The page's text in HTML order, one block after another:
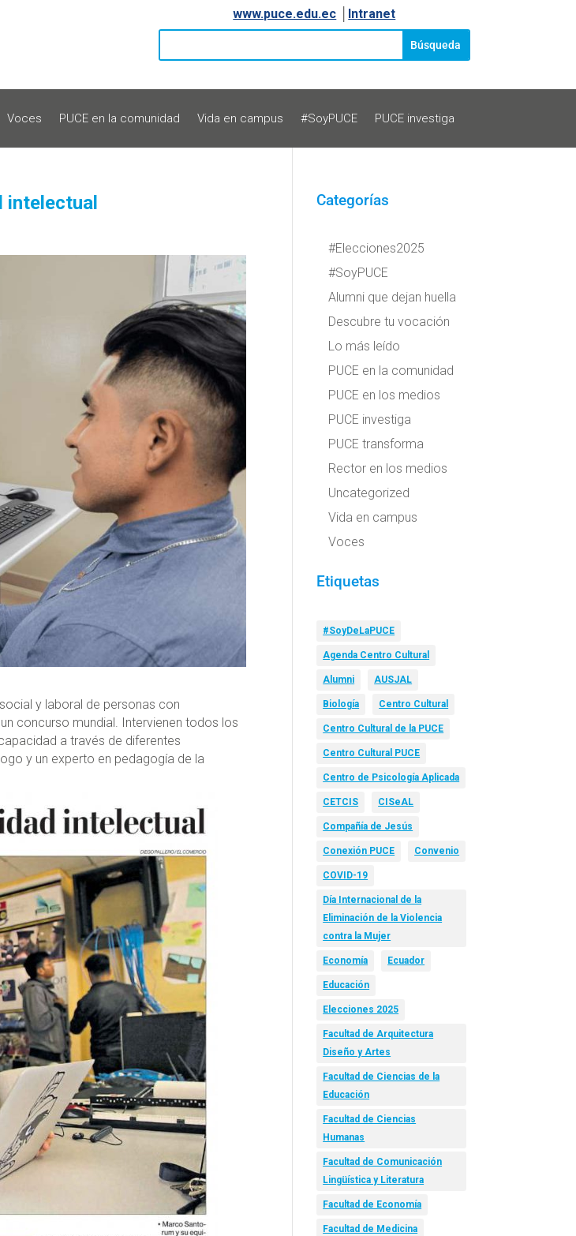
www.puce.edu.ec Intranet
Voces PUCE en la comunidad Vida en campus #SoyPUCE PUCE investiga
intelectual
y laboral de personas con
concurso mundial. Intervienen todos los
a través de diferentes
y un experto en pedagogía de la
Categorías
#Elecciones2025
#SoyPUCE
Alumni que dejan huella
Descubre tu vocación
Lo más leído
PUCE en la comunidad
PUCE en los medios
PUCE investiga
PUCE transforma
Rector en los medios
Uncategorized
Vida en campus
Voces
Etiquetas
#SoyDeLaPUCE
Agenda Centro Cultural
Alumni AUSJAL
Biología Centro Cultural
Centro Cultural de la PUCE
Centro Cultural PUCE
Centro de Psicología Aplicada
CETCIS CISeAL
Compañía de Jesús
Conexión PUCE Convenio
COVID-19
Día Internacional de la
Eliminación de la Violencia
contra la Mujer
Economía Ecuador
Educación
Elecciones 2025
Facultad de Arquitectura
Diseño y Artes
Facultad de Ciencias de la
Educación
Facultad de Ciencias
Humanas
Facultad de Comunicación
Lingüística y Literatura
Facultad de Economía
Facultad de Medicina